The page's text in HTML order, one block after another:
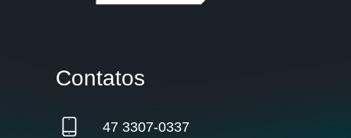
Contatos
47 3307‑0337